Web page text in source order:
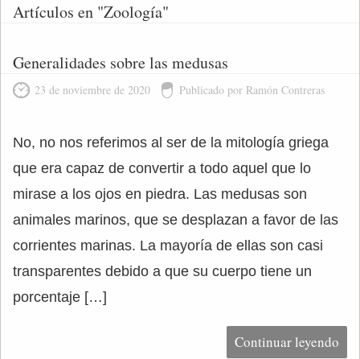
Artículos en "Zoología"
Generalidades sobre las medusas
23 de noviembre de 2020 Publicado por Ramón Contreras
No, no nos referimos al ser de la mitología griega
que era capaz de convertir a todo aquel que lo
mirase a los ojos en piedra. Las medusas son
animales marinos, que se desplazan a favor de las
corrientes marinas. La mayoría de ellas son casi
transparentes debido a que su cuerpo tiene un
porcentaje […]
Continuar leyendo